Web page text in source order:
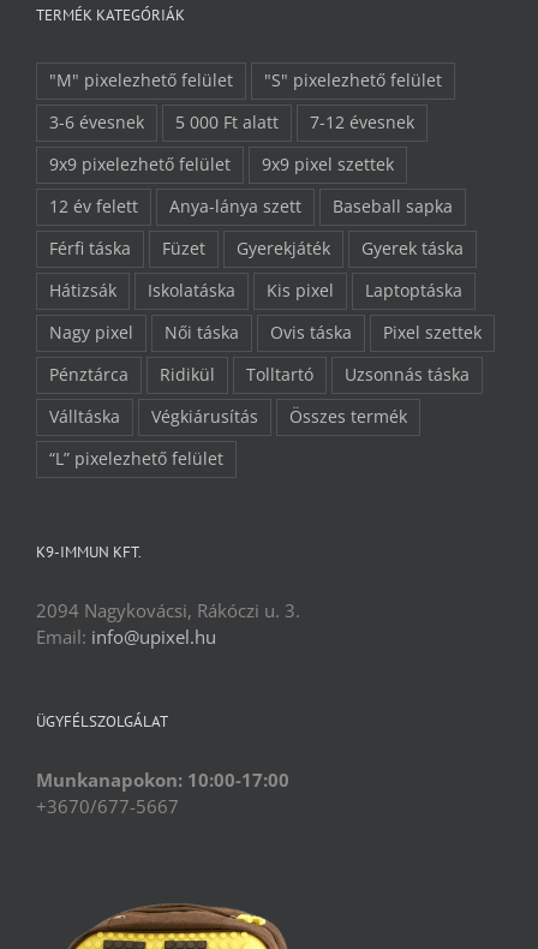
TERMÉK KATEGÓRIÁK
"M" pixelezhető felület
"S" pixelezhető felület
3-6 évesnek
5 000 Ft alatt
7-12 évesnek
9x9 pixelezhető felület
9x9 pixel szettek
12 év felett
Anya-lánya szett
Baseball sapka
Férfi táska
Füzet Gyerekjáték
Gyerek táska
Hátizsák
Iskolatáska Kis pixel
Laptoptáska
Nagy pixel
Női táska Ovis táska
Pixel szettek
Pénztárca
Ridikül Tolltartó
Uzsonnás táska
Válltáska
Végkiárusítás
Összes termék
“L” pixelezhető felület
K9-IMMUN KFT.
2094 Nagykovácsi, Rákóczi u. 3.
Email: info@upixel.hu
ÜGYFÉLSZOLGÁLAT
Munkanapokon: 10:00-17:00
+3670/677-5667